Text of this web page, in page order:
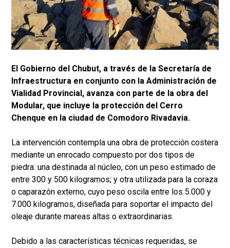
El Gobierno del Chubut, a través de la Secretaría de
Infraestructura en conjunto con la Administración de
Vialidad Provincial, avanza con parte de la obra del
Modular, que incluye la protección del Cerro
Chenque en la ciudad de Comodoro Rivadavia.
La intervención contempla una obra de protección costera
mediante un enrocado compuesto por dos tipos de
piedra: una destinada al núcleo, con un peso estimado de
entre 300 y 500 kilogramos; y otra utilizada para la coraza
o caparazón externo, cuyo peso oscila entre los 5.000 y
7.000 kilogramos, diseñada para soportar el impacto del
oleaje durante mareas altas o extraordinarias.
Debido a las características técnicas requeridas, se